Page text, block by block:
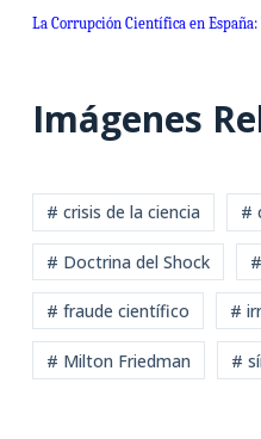
La Corrupción Científica en España:
Imágenes
# crisis de la ciencia #
# Doctrina del Shock
# fraude científico #
# Milton Friedman #